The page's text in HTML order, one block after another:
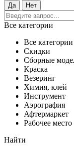
Все категории
Все категории
Скидки
Сборные
Краска
Везеринг
Химия, клей
Инструмент
Аэрография
Афтермаркет
Рабочее
Найти